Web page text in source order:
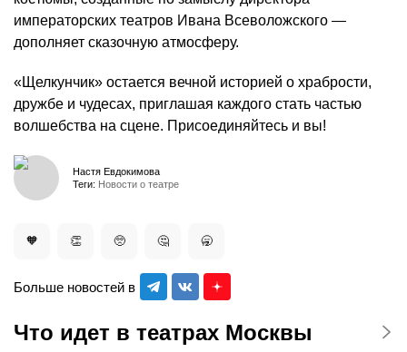
императорских театров Ивана Всеволожского —
дополняет сказочную атмосферу.
«Щелкунчик» остается вечной историей о храбрости,
дружбе и чудесах, приглашая каждого стать частью
волшебства на сцене. Присоединяйтесь и вы!
Настя Евдокимова
Теги: Новости о театре
Больше новостей в
🧡 👏 🥺 🤔 🥱
Что идет в театрах Москвы